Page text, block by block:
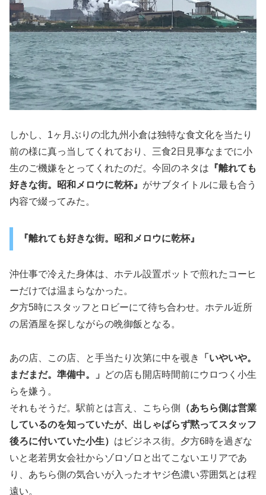
しかし、1ヶ月ぶりの北九州小倉は独特な食文化を当たり
前の様に真っ当してくれており、三食2日見事なまでに小
生のご機嫌をとってくれたのだ。今回のネタは 『離れても
好きな街。昭和メロウに乾杯』 がサブタイトルに最も合う
内容で綴ってみた。
『離れても好きな街。昭和メロウに乾杯』
沖仕事で冷えた身体は、ホテル設置ポットで煎れたコーヒ
ーだけでは温まらなかった。
夕方5時にスタッフとロビーにて待ち合わせ。ホテル近所
の居酒屋を探しながらの晩御飯となる。
あの店、この店、と手当たり次第に中を覗き
「いやいや。
まだまだ。準備中。」
どの店も開店時間前にウロつく小生
らを嫌う。
それもそうだ。駅前とは言え、こちら側
（あちら側は営業
しているのを知っていたが、出しゃばらず黙ってスタッフ
後ろに付いていた小生） はビジネス街。夕方6時を過ぎな
いと老若男女会社からゾロゾロと出てこないエリアであ
り、あちら側の気合いが入ったオヤジ色濃い雰囲気とは程
遠い。